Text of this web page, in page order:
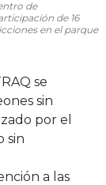
de
de 16
en el parque
se
sin
por el
sin
a las